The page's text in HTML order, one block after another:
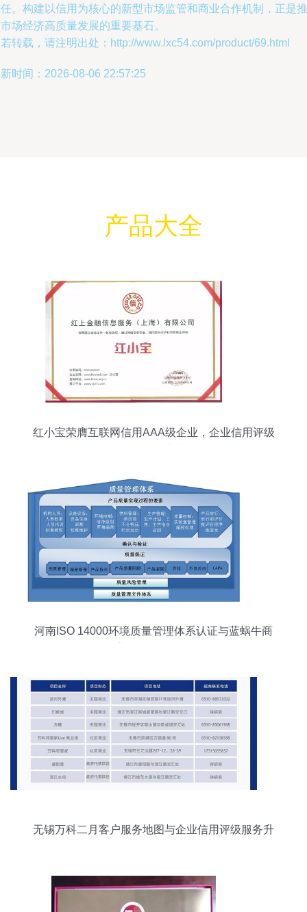
。构建以信用为核心的新型市场监管和商业合作机制，正是推
场经济高质量发展的重要基石。
转载，请注明出处：http://www.lxc54.com/product/69.html
时间：2026-08-06 22:57:25
产品大全
红小宝荣膺互联网信用AAA级企业，企业信用评级
河南ISO 14000环境质量管理体系认证与蓝蜗牛商
无锡万科二月客户服务地图与企业信用评级服务升